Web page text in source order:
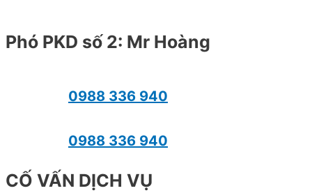
Phó PKD số 2: Mr Hoàng
0988 336 940
0988 336 940
CỐ VẤN DỊCH VỤ